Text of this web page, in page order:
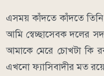
এসময় কাঁদতে কাঁদতে
আমি স্বেচ্ছাসেবক দলের
আমাকে মেরে চোখটা কি
এখনো ফ্যাসিবাদীর মত